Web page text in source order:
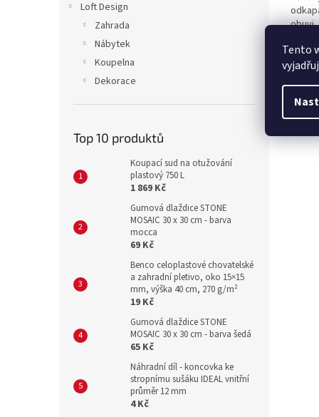
Tento
Loft Design
Zahrada
Nábytek
Koupelna
Dekorace
Top 10 produktů
Koupací sud na otužování
plastový 750 L
1 869 Kč
Gumová dlaždice STONE
MOSAIC 30 x 30 cm - barva
mocca
69 Kč
Benco celoplastové chovatelské
a zahradní pletivo, oko 15×15
mm, výška 40 cm, 270 g/m²
19 Kč
Gumová dlaždice STONE
MOSAIC 30 x 30 cm - barva šedá
65 Kč
Náhradní díl - koncovka ke
stropnímu sušáku IDEAL vnitřní
průměr 12 mm
4 Kč
obuvi.